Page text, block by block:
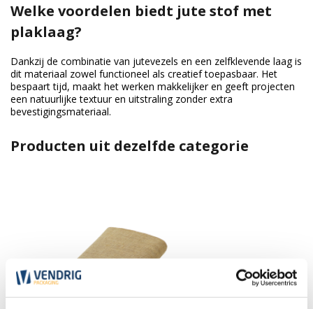
Welke voordelen biedt jute stof met
plaklaag?
Dankzij de combinatie van jutevezels en een zelfklevende laag is
dit materiaal zowel functioneel als creatief toepasbaar. Het
bespaart tijd, maakt het werken makkelijker en geeft projecten
een natuurlijke textuur en uitstraling zonder extra
bevestigingsmateriaal.
Producten uit dezelfde categorie